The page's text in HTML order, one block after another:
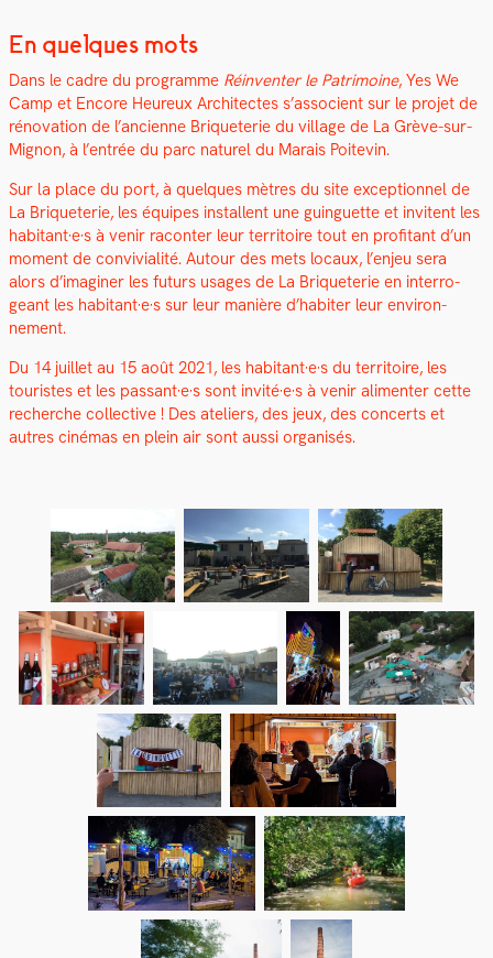
En quelques mots
Dans le cadre du pro­gramme Réin­ven­ter le Pat­ri­moine, Yes We
Camp et Encore Heureux Archi­tectes s’associent sur le pro­jet de
réno­va­tion de l’ancienne Bri­que­terie du vil­lage de La Grève-sur-
Mignon, à l’entrée du parc naturel du Marais Poitevin.
Sur la place du port, à quelques mètres du site excep­tion­nel de
La Bri­que­terie, les équipes instal­lent une guinguette et invi­tent les
habitant·e·s à venir racon­ter leur ter­ri­toire tout en prof­i­tant d’un
moment de con­vivi­al­ité. Autour des mets locaux, l’enjeu sera
alors d’imaginer les futurs usages de La Bri­que­terie en inter­ro­
geant les habitant·e·s sur leur manière d’habiter leur envi­ron­
nement.
Du 14 juil­let au 15 août 2021, les habitant·e·s du ter­ri­toire, les
touristes et les passant·e·s sont invité·e·s à venir ali­menter cette
recherche col­lec­tive ! Des ate­liers, des jeux, des con­certs et
autres ciné­mas en plein air sont aus­si organ­isés.